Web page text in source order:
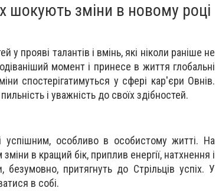
шокують зміни в новому році
прояві талантів і вмінь, які ніколи раніше не
момент і принесе в життя глобальні
спостерігатимуться у сфері кар'єри Овнів.
і уважність до своїх здібностей.
особливо в особистому житті. На
в кращий бік, приплив енергії, натхнення і
безумовно, притягнуть до Стрільців успіх. У
в собі.